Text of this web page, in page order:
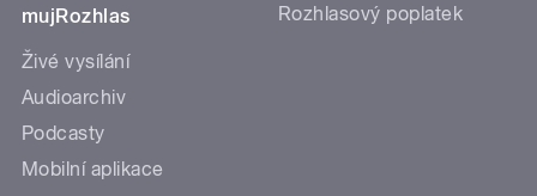
mujRozhlas
Živé vysílání
Audioarchiv
Podcasty
Mobilní aplikace
Rozhlasový poplatek